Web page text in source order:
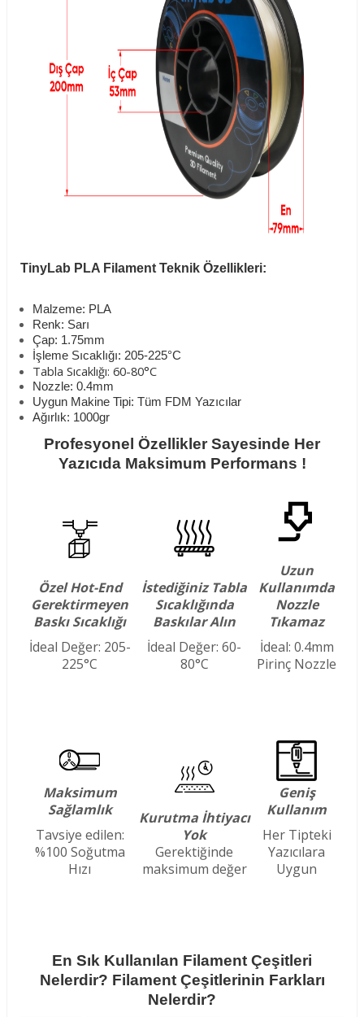
TinyLab PLA Filament Teknik Özellikleri:
Malzeme: PLA
Renk: Sarı
Çap: 1.75mm
İşleme Sıcaklığı: 205-225°C
Tabla Sıcaklığı: 60-80°C
Nozzle: 0.4mm
Uygun Makine Tipi: Tüm FDM Yazıcılar
Ağırlık: 1000gr
Profesyonel Özellikler Sayesinde Her
Yazıcıda Maksimum Performans !
Özel Hot-End
Gerektirmeyen
Baskı Sıcaklığı
İdeal Değer: 205-
225°C
İstediğiniz Tabla
Sıcaklığında
Baskılar Alın
İdeal Değer: 60-
80°C
Uzun
Kullanımda
Nozzle
Tıkamaz
İdeal: 0.4mm
Pirinç Nozzle
Maksimum
Sağlamlık
Tavsiye edilen:
%100 Soğutma
Hızı
Kurutma İhtiyacı
Yok
Gerektiğinde
maksimum değer
Geniş
Kullanım
Her Tipteki
Yazıcılara
Uygun
En Sık Kullanılan Filament Çeşitleri
Nelerdir? Filament Çeşitlerinin Farkları
Nelerdir?